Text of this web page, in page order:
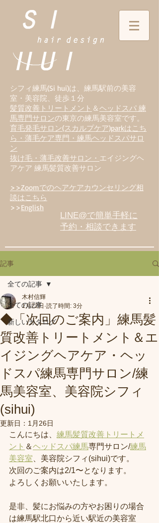
シフィ練馬(Si hui)は、 練馬駅前の美容
室・美容院、徒歩１分
髪質改善トリートメント ＆ヘッドスパ 練
馬専門サロンの東京の練馬美容室です。
育毛発毛サロン(スカルプケア)parkはこち
ら・薄毛ケア専門・練馬ヘッドスパサロ
ン
抜け毛・薄毛改善サロン・ エイジングヘ
アケア 練馬髪質改善サロン
>>Zoomでのヘアケアカウンセリング相
談はこちら
>>English
LINE@で簡単手軽に
予約・相談できます
記事
全ての記事
新しいカタログ
全ての記事
◆「次回のご案内」練馬髪
質改善トリートメント＆エ
イジングヘアケア・ヘッ
ドスパ練馬専門サロン/練
馬美容室、美容院シフィ
(sihui)
木村信輝
1月22日 読了時間: 3分
更新日： 1月26日
こんにちは、 練馬髪質改善トリートメ
ント ＆ヘッドスパ練馬専門サロン/練馬
美容室 、美容院シフィ(sihui)です。
次回のご案内は2/1〜となります。
よろしくお願いいたします。
是非、髪にお悩みの方やお困りの場合
は練馬駅北口から近い駅近の美容室